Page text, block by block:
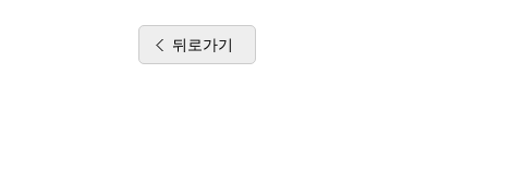
뒤로가기